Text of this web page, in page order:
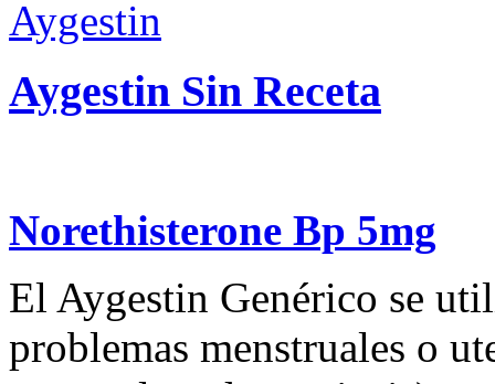
Aygestin Sin Receta
Norethisterone Bp 5mg
El Aygestin Genérico se
problemas menstruales o